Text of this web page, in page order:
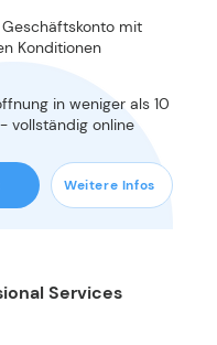
mit
Konditionen
in weniger als 10
vollständig online
Weitere Infos
Services